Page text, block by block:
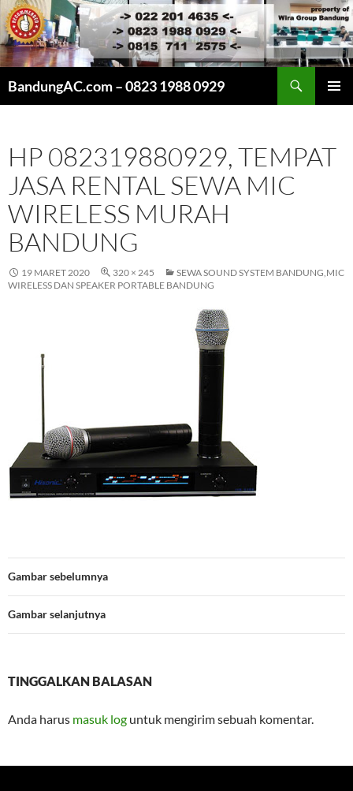
BandungAC.com – 0823 1988 0929
HP 082319880929, TEMPAT
JASA RENTAL SEWA MIC
WIRELESS MURAH
BANDUNG
19 MARET 2020 320 × 245
SEWA SOUND SYSTEM BANDUNG,MIC
WIRELESS DAN SPEAKER PORTABLE BANDUNG
Gambar sebelumnya
Gambar selanjutnya
TINGGALKAN BALASAN
Anda harus masuk log untuk mengirim sebuah komentar.